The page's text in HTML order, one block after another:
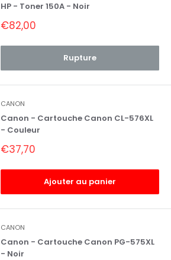
HP - Toner 150A - Noir
Prix
réduit
€82,00
Rupture
CANON
Canon - Cartouche Canon CL-576XL
- Couleur
Prix
réduit
€37,70
Ajouter au panier
CANON
Canon - Cartouche Canon PG-575XL
- Noir